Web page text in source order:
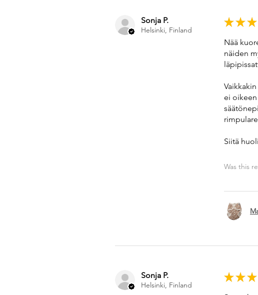
Sonja P.
Helsinki, Finland
★ ★ ★
Nää
näiden
ei oikeen
Siitä
Was this
Sonja P.
Helsinki, Finland
★ ★ ★